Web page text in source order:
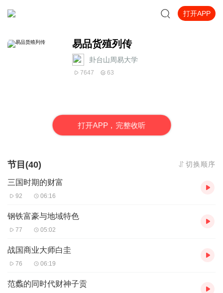
打开APP
易品货殖列传
卦台山周易大学
7647 63
打开APP，完整收听
节目(40) 切换顺序
三国时期的财富
92 06:16
钢铁富豪与地域特色
77 05:02
战国商业大师白圭
76 06:19
范蠡的同时代财神子贡